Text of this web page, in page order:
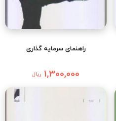
راهنمای سرمایه گذاری
1,300,000 ریال